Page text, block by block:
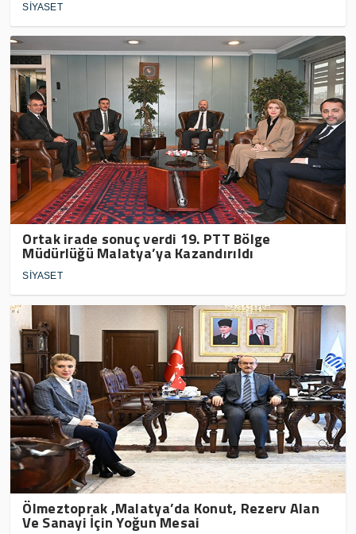
SİYASET
Ortak irade sonuç verdi 19. PTT Bölge
Müdürlüğü Malatya’ya Kazandırıldı
SİYASET
Ölmeztoprak ,Malatya’da Konut, Rezerv Alan
Ve Sanayi İçin Yoğun Mesai